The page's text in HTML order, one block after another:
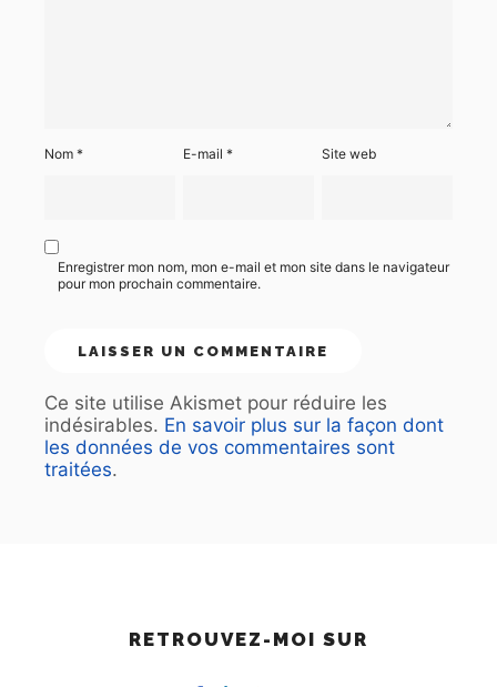
Nom * E-mail* Site web
Enregistrer mon nom, mon e-mail et mon site dans le navigateur
pour mon prochain commentaire.
Ce site utilise Akismet pour réduire les
indésirables. En savoir plus sur la façon dont
les données de vos commentaires sont
traitées.
RETROUVEZ-MOI SUR